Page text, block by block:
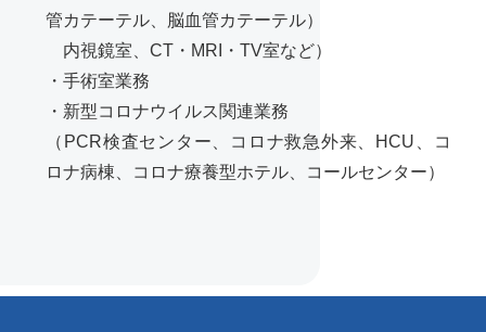
管カテーテル、脳血管カテーテル）
内視鏡室、CT・MRI・TV室など）
・手術室業務
・新型コロナウイルス関連業務
（PCR検査センター、コロナ救急外来、HCU、コ
ロナ病棟、コロナ療養型ホテル、コールセンター）